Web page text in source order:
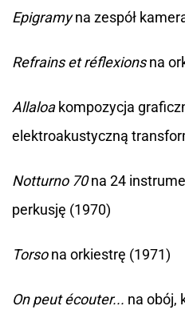
Epigramyna zespół
Refrains et réflexionsna
Allaloakompozycja
elektroakustyczną
Notturno 70na 24
perkusję (1970)
Torsona orkiestrę (1971)
On peut écouter... na obój,